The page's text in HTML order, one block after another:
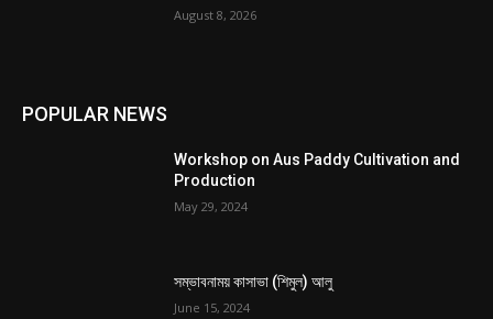
August 8, 2026
POPULAR NEWS
Workshop on Aus Paddy Cultivation and
Production
May 29, 2024
সম্ভাবনাময় কাসাভা (শিমুল) আলু
June 15, 2024